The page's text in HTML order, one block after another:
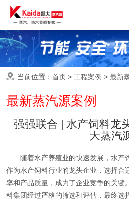
当前位置：首页 > 工程案例 >最新
最新蒸汽源案例
强强联合 | 水产饲料龙
大蒸汽
随着水产养殖业的快速发展，水产饲
作为水产饲料行业的龙头企业，选择合
率和产品质量，成为了企业竞争的关键
料集团经过严格的筛选和评估，最终选